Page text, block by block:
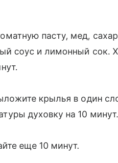
пасту, мед,
соус и лимонный сок.
крылья в один
духовку на 10 минут.
еще 10 минут.